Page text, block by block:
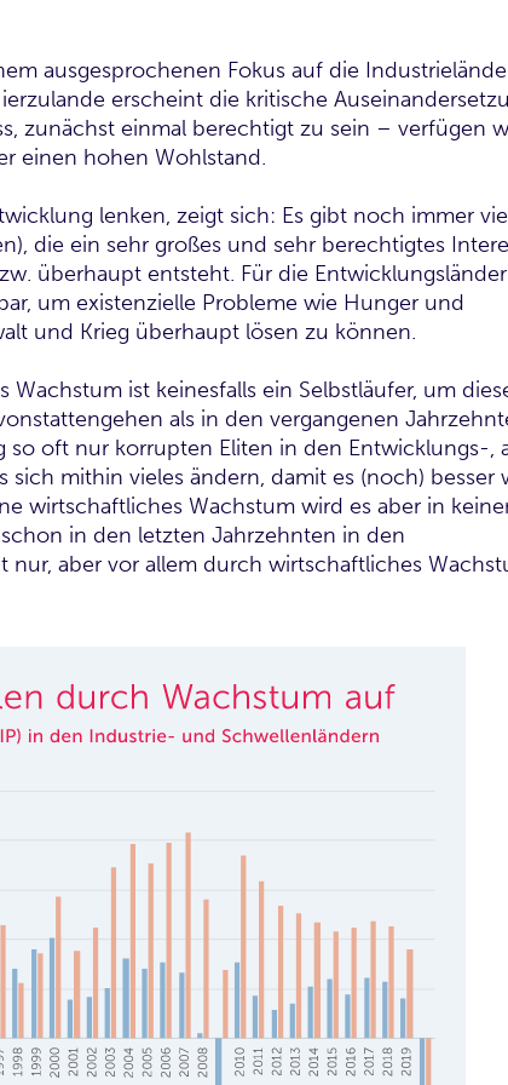
ausgesprochenen Fokus auf die
erscheint die kritische
zunächst einmal berechtigt zu sein – verfügen
einen hohen Wohlstand.
lenken, zeigt sich: Es gibt noch immer
die ein sehr großes und sehr berechtigtes
überhaupt entsteht. Für die
um existenzielle Probleme wie Hunger und
und Krieg überhaupt lösen zu können.
ist keinesfalls ein Selbstläufer, um
als in den vergangenen
oft nur korrupten Eliten in den Entwicklungs-,
mithin vieles ändern, damit es (noch) besser
wirtschaftliches Wachstum wird es aber in
in den letzten Jahrzehnten in den
aber vor allem durch wirtschaftliches